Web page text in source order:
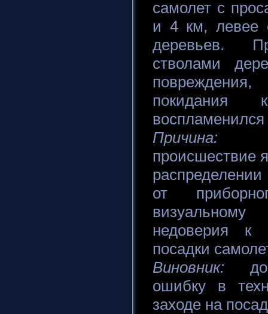
самолет с
и 4 км, левее
деревьев.
стволами
покидания
воспламенился
Причина:
происшествие
от
недоверия к
посадки
Виновник:
ошибку в
заходе на